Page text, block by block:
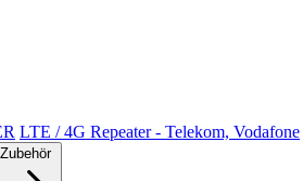
LTE / 4G Repeater - Telekom, Vodafone
Zubehör